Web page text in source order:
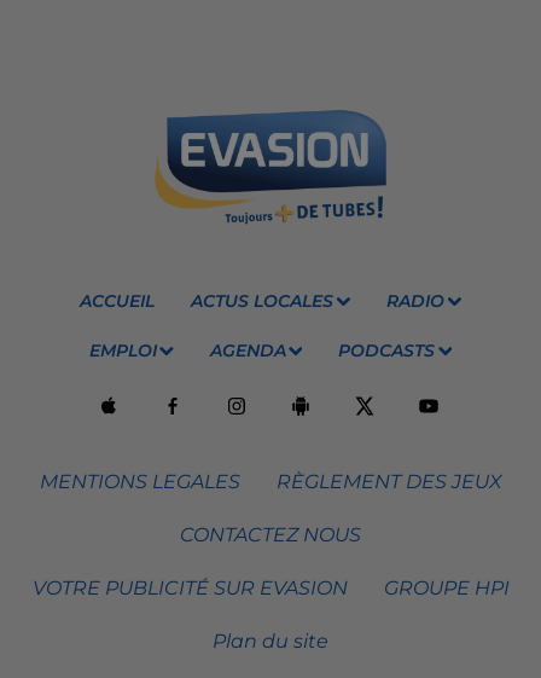
ACCUEIL ACTUS LOCALES RADIO
EMPLOI AGENDA PODCASTS
MENTIONS LEGALES RÈGLEMENT DES JEUX
CONTACTEZ NOUS
VOTRE PUBLICITÉ SUR EVASION GROUPE HPI
Plan du site